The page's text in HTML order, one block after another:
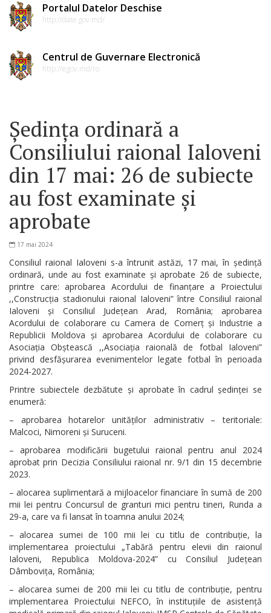
Portalul Datelor Deschise
http://date.gov.md/
Centrul de Guvernare Electronică
http://egov.md/ro
Ședința ordinară a
Consiliului raional Ialoveni
din 17 mai: 26 de subiecte
au fost examinate și
aprobate
17 mai 2024
Consiliul raional Ialoveni s-a întrunit astăzi, 17 mai, în ședință
ordinară, unde au fost examinate și aprobate 26 de subiecte,
printre care: aprobarea Acordului de finanțare a Proiectului
,,Construcția stadionului raional Ialoveni” între Consiliul raional
Ialoveni și Consiliul Județean Arad, România; aprobarea
Acordului de colaborare cu Camera de Comerț și Industrie a
Republicii Moldova și aprobarea Acordului de colaborare cu
Asociația Obștească ,,Asociația raională de fotbal Ialoveni”
privind desfășurarea evenimentelor legate fotbal în perioada
2024-2027.
Printre subiectele dezbătute și aprobate în cadrul ședinței se
enumeră:
– aprobarea hotarelor unităților administrativ – teritoriale:
Malcoci, Nimoreni și Suruceni.
– aprobarea modificării bugetului raional pentru anul 2024
aprobat prin Decizia Consiliului raional nr. 9/1 din 15 decembrie
2023.
– alocarea suplimentară a mijloacelor financiare în sumă de 200
mii lei pentru Concursul de granturi mici pentru tineri, Runda a
29-a, care va fi lansat în toamna anului 2024;
– alocarea sumei de 100 mii lei cu titlu de contribuție, la
implementarea proiectului „Tabără pentru elevii din raionul
Ialoveni, Republica Moldova-2024” cu Consiliul Județean
Dâmbovița, România;
– alocarea sumei de 200 mii lei cu titlu de contribuție, pentru
implementarea Proiectului NEFCO, în instituțiile de asistență